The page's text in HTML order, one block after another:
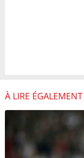
À LIRE ÉGALEMENT